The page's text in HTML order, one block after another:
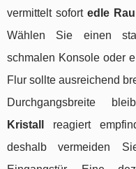
vermittelt sofort edle
Wählen Sie einen
schmalen Konsole oder
Flur sollte ausreichend
Durchgangsbreite
Kristall
reagiert
deshalb vermeiden